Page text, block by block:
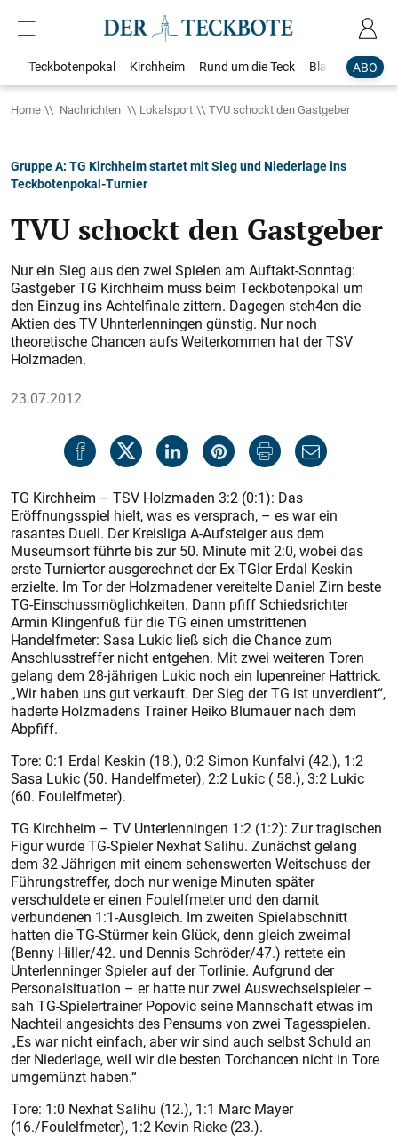
ABO
Teckbotenpokal Kirchheim Rund um die Teck Blaulicht
Home Nachrichten Lokalsport TVU schockt den Gastgeber
Gruppe A: TG Kirchheim startet mit Sieg und Niederlage ins
Teckbotenpokal-Turnier
TVU schockt den Gastgeber
Nur ein Sieg aus den zwei Spielen am Auftakt-Sonntag:
Gastgeber TG Kirchheim muss beim Teckbotenpokal um
den Einzug ins Achtelfinale zittern. Dagegen steh4en die
Aktien des TV Uhnterlenningen günstig. Nur noch
theoretische Chancen aufs Weiterkommen hat der TSV
Holzmaden.
23.07.2012
TG Kirchheim – TSV Holzmaden 3:2 (0:1): Das
Eröffnungsspiel hielt, was es versprach, – es war ein
rasantes Duell. Der Kreisliga A-Aufsteiger aus dem
Museumsort führte bis zur 50. Minute mit 2:0, wobei das
erste Turniertor ausgerechnet der Ex-TGler Erdal Keskin
erzielte. Im Tor der Holzmadener vereitelte Daniel Zirn beste
TG-Einschussmöglichkeiten. Dann pfiff Schiedsrichter
Armin Klingenfuß für die TG einen umstrittenen
Handelfmeter: Sasa Lukic ließ sich die Chance zum
Anschlusstreffer nicht entgehen. Mit zwei weiteren Toren
gelang dem 28-jährigen Lukic noch ein lupenreiner Hattrick.
„Wir haben uns gut verkauft. Der Sieg der TG ist unverdient“,
haderte Holzmadens Trainer Heiko Blumauer nach dem
Abpfiff.
Tore: 0:1 Erdal Keskin (18.), 0:2 Simon Kunfalvi (42.), 1:2
Sasa Lukic (50. Handelfmeter), 2:2 Lukic ( 58.), 3:2 Lukic
(60. Foulelfmeter).
TG Kirchheim – TV Unterlenningen 1:2 (1:2): Zur tragischen
Figur wurde TG-Spieler Nexhat Salihu. Zunächst gelang
dem 32-Jährigen mit einem sehenswerten Weitschuss der
Führungstreffer, doch nur wenige Minuten später
verschuldete er einen Foulelfmeter und den damit
verbundenen 1:1-Ausgleich. Im zweiten Spielabschnitt
hatten die TG-Stürmer kein Glück, denn gleich zweimal
(Benny Hiller/42. und Dennis Schröder/47.) rettete ein
Unterlenninger Spieler auf der Torlinie. Aufgrund der
Personalsituation – er hatte nur zwei Auswechselspieler –
sah TG-Spielertrainer Popovic seine Mannschaft etwas im
Nachteil angesichts des Pensums von zwei Tagesspielen.
„Es war nicht einfach, aber wir sind auch selbst Schuld an
der Niederlage, weil wir die besten Torchancen nicht in Tore
umgemünzt haben.“
Tore: 1:0 Nexhat Salihu (12.), 1:1 Marc Mayer
(16./Foulelfmeter), 1:2 Kevin Rieke (23.).